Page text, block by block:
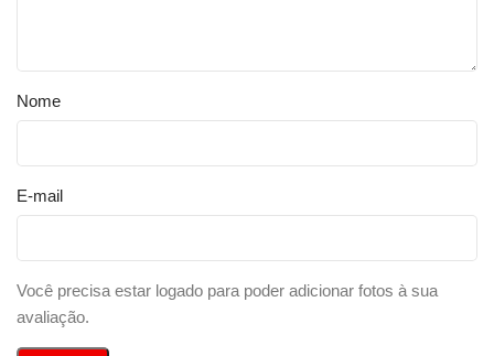
Nome
E-mail
Você precisa estar logado para poder adicionar fotos à sua
avaliação.